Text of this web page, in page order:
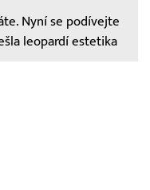
Nyní se podívejte
leopardí estetika